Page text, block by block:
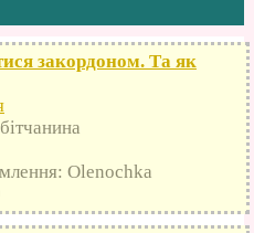
закордоном. Та як
Olenochka